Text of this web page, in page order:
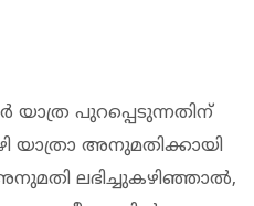
യാത്ര പുറപ്പെടുന്നതിന്
അനുമതിക്കായി
ലഭിച്ചുകഴിഞ്ഞാൽ,